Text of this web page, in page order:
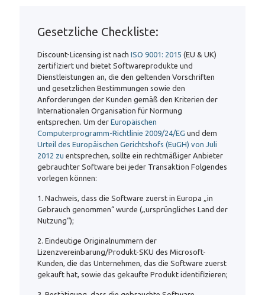
Gesetzliche Checkliste:
Discount-Licensing ist nach ISO 9001: 2015 (EU & UK)
zertifiziert und bietet Softwareprodukte und
Dienstleistungen an, die den geltenden Vorschriften
und gesetzlichen Bestimmungen sowie den
Anforderungen der Kunden gemäß den Kriterien der
Internationalen Organisation für Normung
entsprechen. Um der Europäischen
Computerprogramm-Richtlinie 2009/24/EG und dem
Urteil des Europäischen Gerichtshofs (EuGH) von Juli
2012 zu entsprechen, sollte ein rechtmäßiger Anbieter
gebrauchter Software bei jeder Transaktion Folgendes
vorlegen können:
1. Nachweis, dass die Software zuerst in Europa „in
Gebrauch genommen“ wurde („ursprüngliches Land der
Nutzung“);
2. Eindeutige Originalnummern der
Lizenzvereinbarung/Produkt-SKU des Microsoft-
Kunden, die das Unternehmen, das die Software zuerst
gekauft hat, sowie das gekaufte Produkt identifizieren;